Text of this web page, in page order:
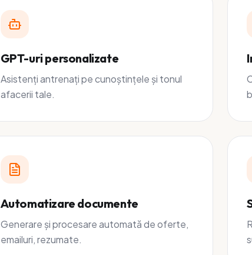
GPT-uri personalizate
Asistenți antrenați pe cunoștințele și tonul
afacerii tale.
Automatizare documente
Generare și procesare automată de oferte,
emailuri, rezumate.